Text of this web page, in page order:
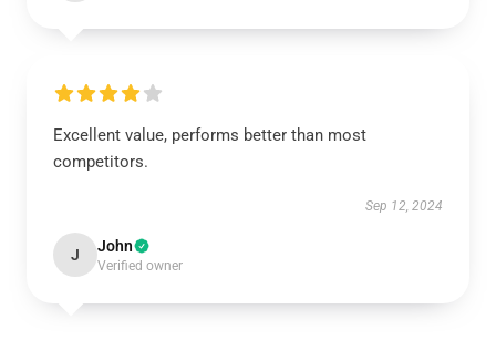
Excellent value, performs better than most
competitors.
Sep 12, 2024
J John
Verified owner